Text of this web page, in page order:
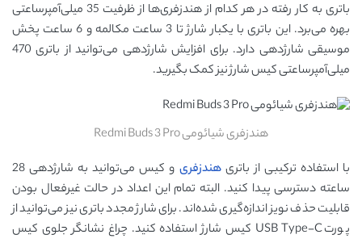
باتری به کار رفته در هر کدام از هندزفری‌ها از ظرفیت 35 میلی‌آمپرساعتی
بهره می‌برد. این باتری با یکبار شارژ تا 3 ساعت مکالمه و 6 ساعت پخش
موسیقی شارژدهی دارد. برای افزایش شارژدهی می‌توانید از باتری 470
میلی‌آمپرساعتی کیس شارژ نیز کمک بگیرید.
هندزفری شیائومی Redmi Buds 3 Pro
با استفاده ترکیبی از باتریهندزفری
و کیس می‌توانید به شارژدهی 28
ساعته دسترسی پیدا کنید. البته تمام این اعداد در حالت غیرفعال بودن
قابلیت حذف نویز اندازه‌گیری شده‌اند. برای شارژ مجدد باتری نیز می‌توانید از
پورت USB Type-C کیس شارژ استفاده کنید. چراغ نشانگر جلوی کیس